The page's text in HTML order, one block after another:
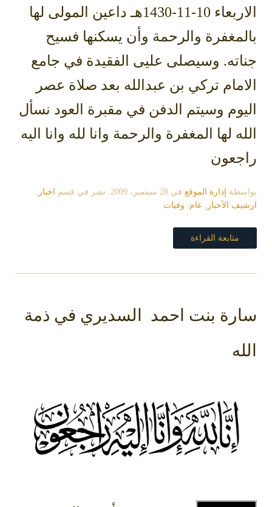
الاربعاء 10-11-1430هـ داعين المولى لها
بالمغفرة والرحمة وأن يسكنها فسيح
جناته. وسيصلى عليى الفقيدة في جامع
الامام تركي بن عبدالله بعد صلاة عصر
اليوم وسيتم الدفن في مقبرة العود نسأل
الله لها المغفرة والرحمة وانا لله وانا اليه
راجعون
بواسطة إدارة الموقع في 28 سبتمبر، 2009 . نشر في قسم اخبار
ارشيف الأخبار
عام وفيات
متابعة القراءة
سارة بنت احمد السديري في ذمة
الله